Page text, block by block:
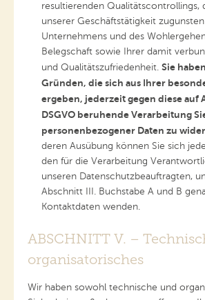
resultierenden Qualitätscontrollings,
unserer Geschäftstätigkeit
Unternehmens und des
Belegschaft sowie Ihrer damit
und Qualitätszufriedenheit. Sie
Gründen, die sich aus Ihrer
ergeben, jederzeit gegen diese auf
DSGVO beruhende Verarbeitung
personenbezogener Daten zu
deren Ausübung können Sie sich
den für die Verarbeitung
unseren Datenschutzbeauftragten,
Abschnitt III. Buchstabe A und B
Kontaktdaten wenden.
ABSCHNITT V. –
organisatorisches
Wir haben sowohl technische und